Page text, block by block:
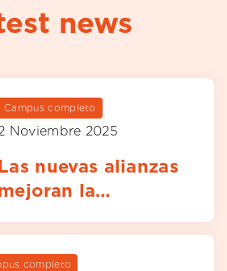
news
Campus completo
Noviembre 2025
nuevas alianzas
la
completo